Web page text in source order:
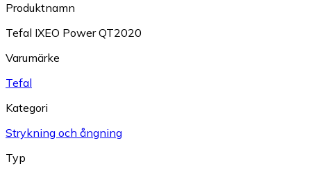
Produktnamn
Tefal IXEO Power QT2020
Varumärke
Tefal
Kategori
Strykning och ångning
Typ